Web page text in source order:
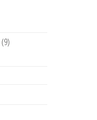
(9)